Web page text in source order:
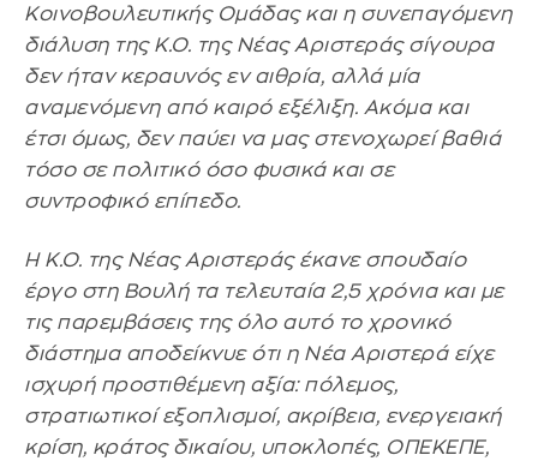
Κοινοβουλευτικής Ομάδας και η συνεπαγόμενη
διάλυση της Κ.Ο. της Νέας Αριστεράς σίγουρα
δεν ήταν κεραυνός εν αιθρία, αλλά μία
αναμενόμενη από καιρό εξέλιξη. Ακόμα και
έτσι όμως, δεν παύει να μας στενοχωρεί βαθιά
τόσο σε πολιτικό όσο φυσικά και σε
συντροφικό επίπεδο.
Η Κ.Ο. της Νέας Αριστεράς έκανε σπουδαίο
έργο στη Βουλή τα τελευταία 2,5 χρόνια και με
τις παρεμβάσεις της όλο αυτό το χρονικό
διάστημα αποδείκνυε ότι η Νέα Αριστερά είχε
ισχυρή προστιθέμενη αξία: πόλεμος,
στρατιωτικοί εξοπλισμοί, ακρίβεια, ενεργειακή
κρίση, κράτος δικαίου, υποκλοπές, ΟΠΕΚΕΠΕ,